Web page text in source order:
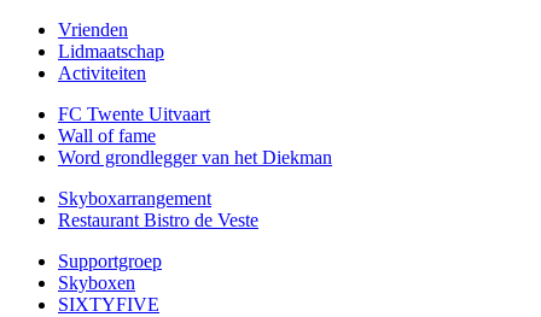
Vrienden
Lidmaatschap
Activiteiten
FC Twente Uitvaart
Wall of fame
Word grondlegger van het Diekman
Skyboxarrangement
Restaurant Bistro de Veste
Supportgroep
Skyboxen
SIXTYFIVE